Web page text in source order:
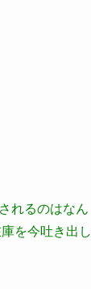
れるのはなん
を今吐き出し